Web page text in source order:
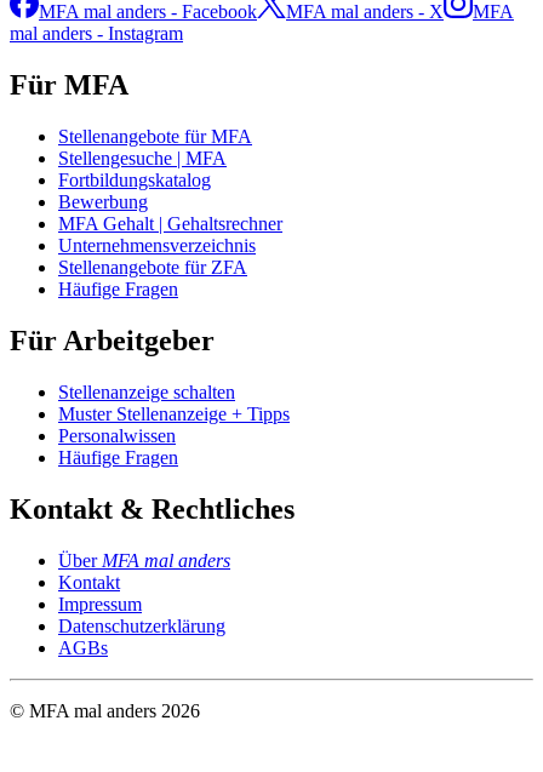
MFA mal anders - Facebook MFA mal anders - X
MFA
mal anders - Instagram
Für MFA
Stellenangebote für MFA
Stellengesuche | MFA
Fortbildungskatalog
Bewerbung
MFA Gehalt | Gehaltsrechner
Unternehmensverzeichnis
Stellenangebote für ZFA
Häufige Fragen
Für Arbeitgeber
Stellenanzeige schalten
Muster Stellenanzeige + Tipps
Personalwissen
Häufige Fragen
Kontakt & Rechtliches
Über MFA mal anders
Kontakt
Impressum
Datenschutzerklärung
AGBs
© MFA mal anders 2026